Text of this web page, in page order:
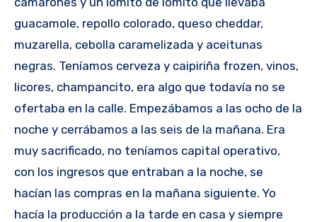
guacamole, repollo colorado, queso cheddar,
muzarella, cebolla caramelizada y aceitunas
negras. Teníamos cerveza y caipiriña frozen, vinos,
licores, champancito, era algo que todavía no se
ofertaba en la calle. Empezábamos a las ocho de la
noche y cerrábamos a las seis de la mañana. Era
muy sacrificado, no teníamos capital operativo,
con los ingresos que entraban a la noche, se
hacían las compras en la mañana siguiente. Yo
hacía la producción a la tarde en casa y siempre